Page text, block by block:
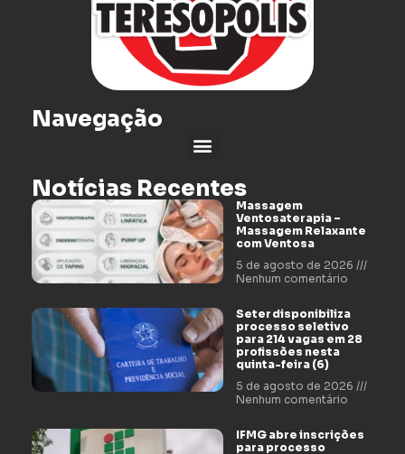
Navegação
Notícias Recentes
Massagem
Ventosaterapia –
Massagem Relaxante
com Ventosa
5 de agosto de 2026
Nenhum comentário
Seter disponibiliza
processo seletivo
para 214 vagas em 28
profissões nesta
quinta-feira (6)
5 de agosto de 2026
Nenhum comentário
IFMG abre inscrições
para processo